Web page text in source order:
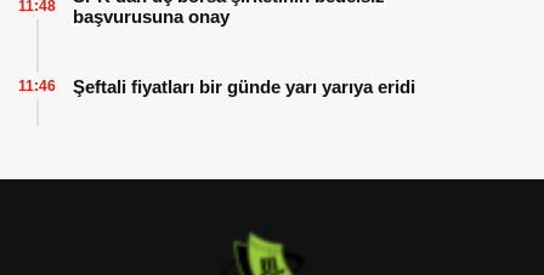
başvurusuna onay
11:48
Şeftali fiyatları bir günde yarı yarıya eridi
11:46